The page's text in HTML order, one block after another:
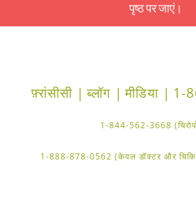
पृष्ठ पर जाएं।
फ़्रांसीसी | ब्लॉग | मीडिया | 1-
1-844-562-3668
1-888-878-0562 (केवल डॉक्टर और